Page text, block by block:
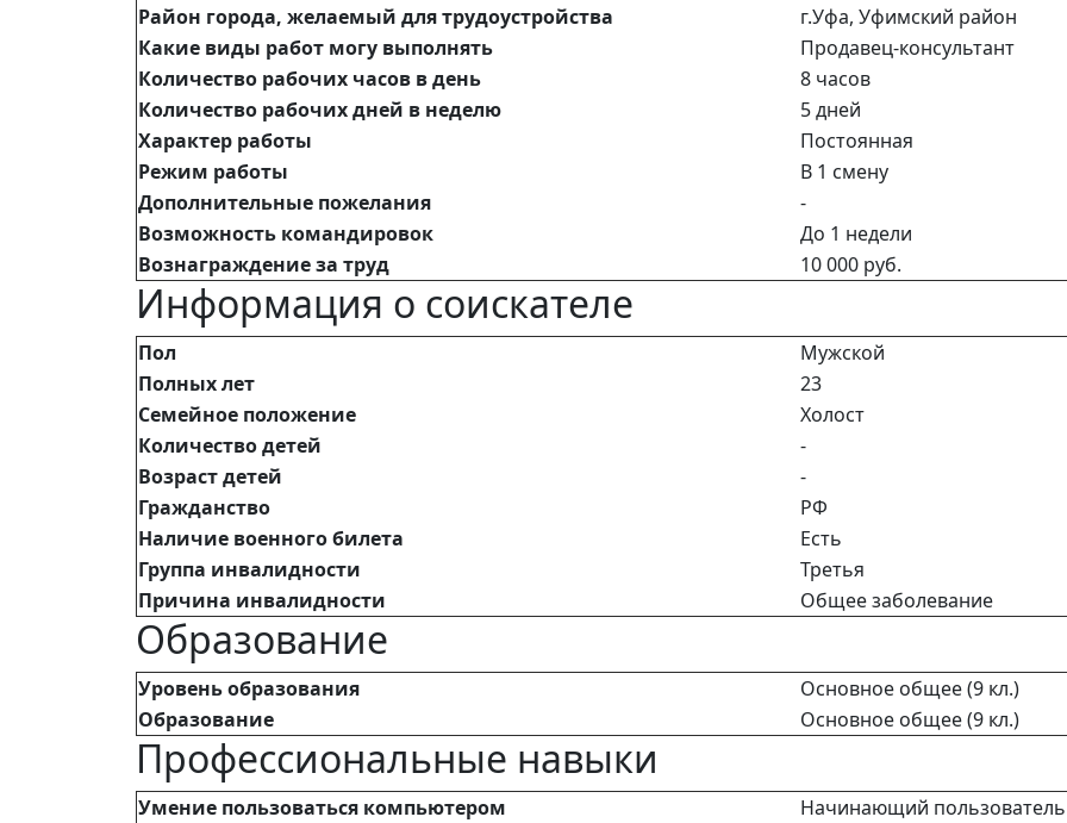
Район города, желаемый для трудоустройства
г.Уфа, Уфимский район
Какие виды работ могу выполнять
Продавец-консультант
Количество рабочих часов в день
8 часов
Количество рабочих дней в неделю
5 дней
Характер работы
Постоянная
Режим работы
В 1 смену
Дополнительные пожелания
-
Возможность командировок
До 1 недели
Вознаграждение за труд
10 000 руб.
Информация о соискателе
Пол
Мужской
Полных лет
23
Семейное положение
Холост
Количество детей
-
Возраст детей
-
Гражданство
РФ
Наличие военного билета
Есть
Группа инвалидности
Третья
Причина инвалидности
Общее заболевание
Образование
Уровень образования
Основное общее (9 кл.)
Образование
Основное общее (9 кл.)
Профессиональные навыки
Умение пользоваться компьютером
Начинающий пользователь